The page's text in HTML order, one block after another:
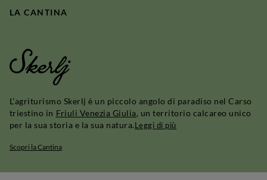
LA CANTINA
Skerlj
L’agriturismo Skerlj è un piccolo angolo di paradiso nel Carso
triestino in Friuli Venezia Giulia, un territorio calcareo unico
per la sua storia e la sua natura.Leggi di più
Scopri la Cantina